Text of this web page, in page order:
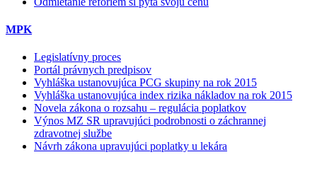
MPK
Legislatívny proces
Portál právnych predpisov
Vyhláška ustanovujúca PCG skupiny na rok 2015
Vyhláška ustanovujúca index rizika nákladov na rok 2015
Novela zákona o rozsahu – regulácia poplatkov
Výnos MZ SR upravujúci podrobnosti o záchrannej
zdravotnej službe
Návrh zákona upravujúci poplatky u lekára